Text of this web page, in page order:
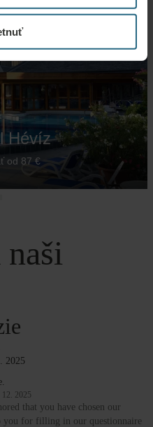
Hévíz
od 87 €
2025
12. 2025
that you have chosen our
you for filling in our questionnaire